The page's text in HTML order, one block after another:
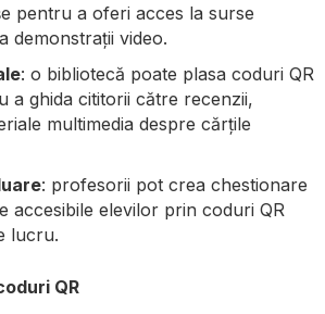
pentru a oferi acces la surse
demonstrații video.
: o bibliotecă poate plasa coduri QR
a ghida cititorii către recenzii,
multimedia despre cărțile
: profesorii pot crea chestionare
accesibile elevilor prin coduri QR
lucru.
QR